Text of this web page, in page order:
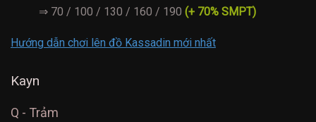
⇒ 70 / 100 / 130 / 160 / 190 (+ 70% SMPT)
Hướng dẫn chơi lên đồ Kassadin mới nhất
Kayn
Q - Trảm